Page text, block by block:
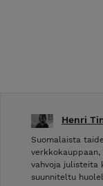
Henri
Suomalaista
vahvoja julisteita
suunniteltu